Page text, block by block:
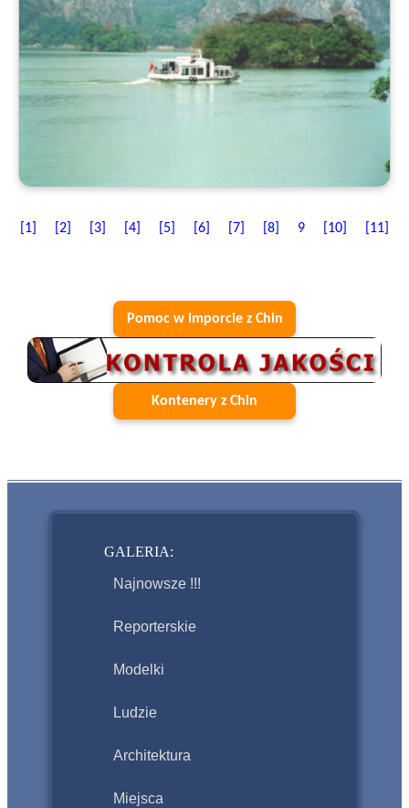
[1] [2] [3] [4] [5] [6] [7] [8] 9 [10] [11]
Pomoc w imporcie z Chin
Kontenery z Chin
GALERIA:
Najnowsze !!!
Reporterskie
Modelki
Ludzie
Architektura
Miejsca